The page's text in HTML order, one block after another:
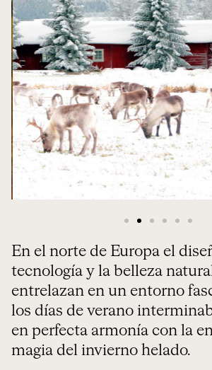
En el norte de Europa el
tecnología y la belleza
entrelazan en un entorno
los días de verano
en perfecta armonía con la
magia del invierno helado.